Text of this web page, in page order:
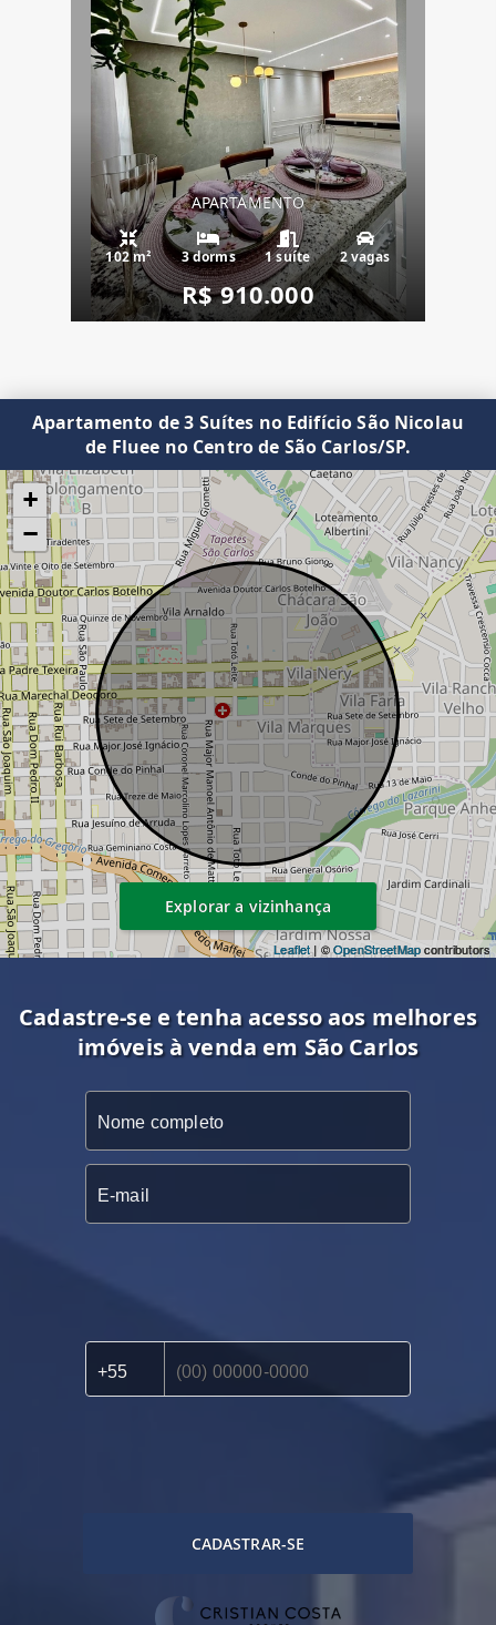
APARTAMENTO
102 m² 3 dorms 1 suíte 2 vagas
R$ 910.000
Apartamento de 3 Suítes no Edifício São Nicolau
de Fluee no Centro de São Carlos/SP.
+
−
Leaflet| ©OpenStreetMapcontributors
Explorar a vizinhança
Cadastre-se e tenha acesso aos melhores
imóveis à venda em São Carlos
CADASTRAR-SE